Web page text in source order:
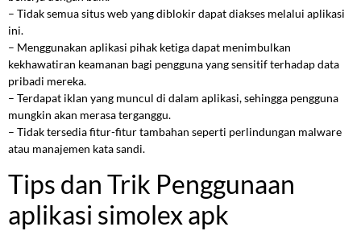
– Tidak semua situs web yang diblokir dapat diakses melalui aplikasi
ini.
– Menggunakan aplikasi pihak ketiga dapat menimbulkan
kekhawatiran keamanan bagi pengguna yang sensitif terhadap data
pribadi mereka.
– Terdapat iklan yang muncul di dalam aplikasi, sehingga pengguna
mungkin akan merasa terganggu.
– Tidak tersedia fitur-fitur tambahan seperti perlindungan malware
atau manajemen kata sandi.
Tips dan Trik Penggunaan
aplikasi simolex apk